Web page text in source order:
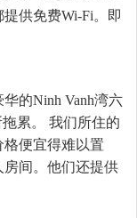
供免费Wi-Fi。即
的Ninh Vanh湾六
累。 我们所住的
便宜得难以置
间。他们还提供